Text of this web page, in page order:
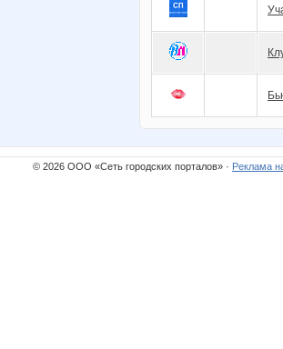
© 2026 ООО «Сеть городских порталов» · Реклама